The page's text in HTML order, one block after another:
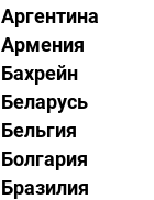
Аргентина
Армения
Бахрейн
Беларусь
Бельгия
Болгария
Бразилия